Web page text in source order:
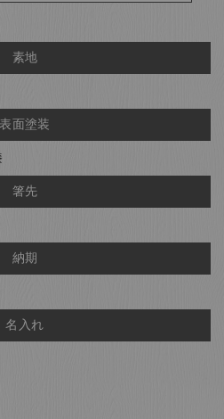
素地
表面塗装
箸先
納期
名入れ